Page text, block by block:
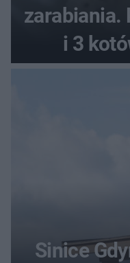
zarabiania.
i 3
Sinice